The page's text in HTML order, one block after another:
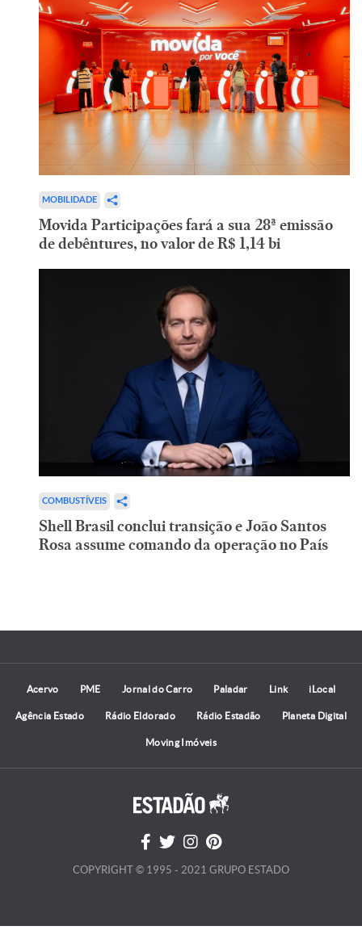
MOBILIDADE
Movida Participações fará a sua 28ª emissão
de debêntures, no valor de R$ 1,14 bi
COMBUSTÍVEIS
Shell Brasil conclui transição e João Santos
Rosa assume comando da operação no País
Acervo PME Jornal do Carro Paladar Link iLocal
Agência Estado Rádio Eldorado Rádio Estadão Planeta Digital
Moving Imóveis
COPYRIGHT © 1995 - 2021 GRUPO ESTADO